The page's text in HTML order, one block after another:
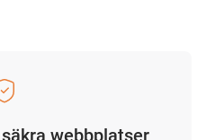
webbplatser